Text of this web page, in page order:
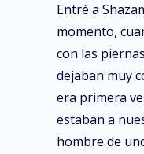
Entré a
momento,
con las
dejaban muy
era primera
estaban a
hombre de